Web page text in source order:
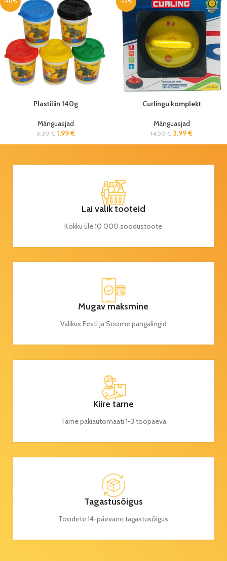
Plastiliin 140g
Mänguasjad
3,30€ 1,99€
Curlingu komplekt
Mänguasjad
14,50€ 3,99€
Lai valik tooteid
Kokku üle 10 000 soodustoote
Mugav maksmine
Valikus Eesti ja Soome pangalingid
Kiire tarne
Tarne pakiautomaati 1-3 tööpäeva
Tagastusõigus
Toodete 14-päevane tagastusõigus